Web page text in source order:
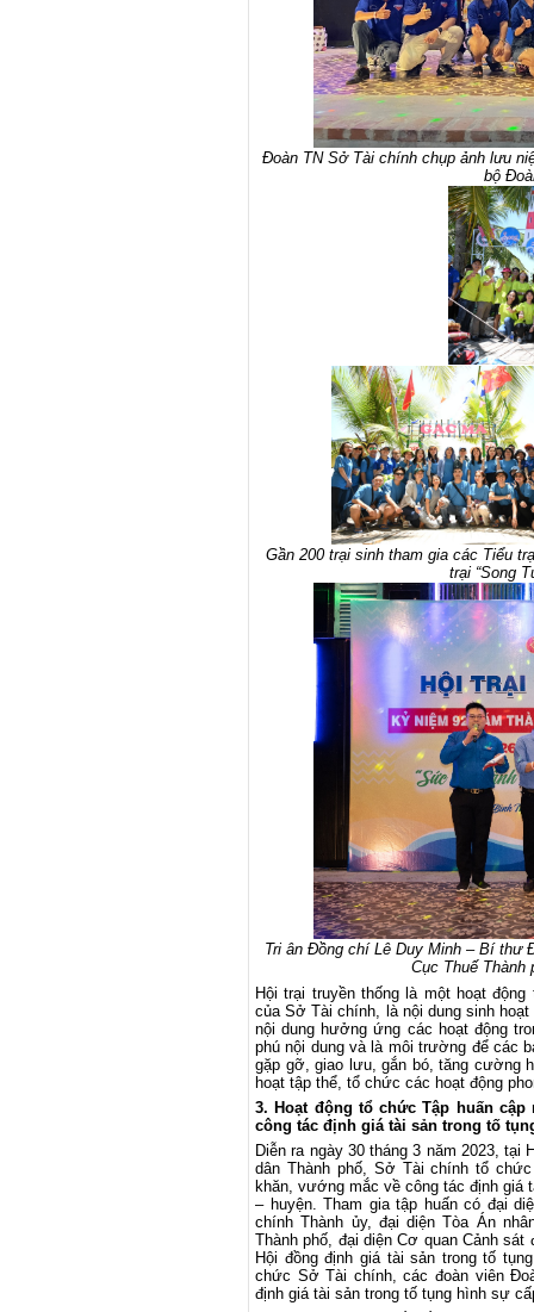
Đoàn TN Sở Tài chính chụp ảnh lưu
bộ
Gần 200 trại sinh tham gia các Tiểu
trại “Song
Tri ân Đồng chí Lê Duy Minh – Bí thư
Cục Thuế
Hội trại truyền thống là một hoạt
của Sở Tài chính, là nội dung sinh
nội dung hưởng ứng các hoạt động
phú nội dung và là môi trường để các
gặp gỡ, giao lưu, gắn bó, tăng cường
hoạt tập thể, tổ chức các hoạt động
3. Hoạt động tổ chức Tập huấn
công tác định giá tài sản trong tố
Diễn ra ngày 30 tháng 3 năm 2023,
dân Thành phố, Sở Tài chính tổ
khăn, vướng mắc về công tác định giá
– huyện. Tham gia tập huấn có đại
chính Thành ủy, đại diện Tòa Án
Thành phố, đại diện Cơ quan Cảnh
Hội đồng định giá tài sản trong tố
chức Sở Tài chính, các đoàn viên
định giá tài sản trong tố tụng hình sự